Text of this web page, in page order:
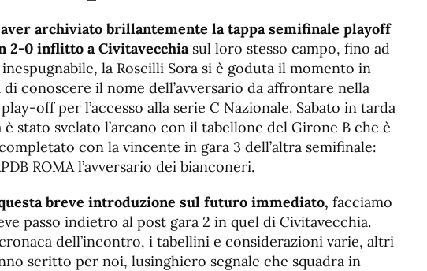
fuente.
archiviato brillantemente la tappa semifinale playoff
2-0 inflitto a Civitavecchiasul loro stesso campo, fino ad
la Roscilli Sora si è goduta il momento in
di conoscere il nome dell’avversario da affrontare nella
off per l’accesso alla serie C Nazionale. Sabato in tarda
è stato svelato l’arcano con il tabellone del Girone B che è
con la vincente in gara 3 dell’altra semifinale:
ROMA l’avversario dei bianconeri.
breve introduzione sul futuro immediato, facciamo
passo indietro al post gara 2 in quel di Civitavecchia.
dell’incontro, i tabellini e considerazioni varie, altri
scritto per noi, lusinghiero segnale che squadra in